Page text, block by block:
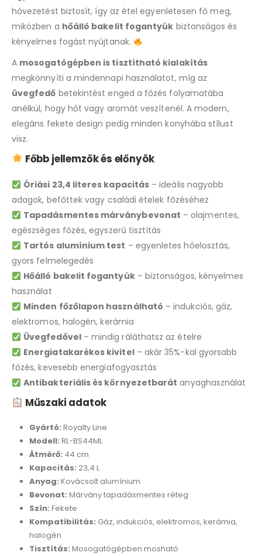
hővezetést biztosít, így az étel egyenletesen fő meg,
miközben a hőálló bakelit fogantyúk biztonságos és
kényelmes fogást nyújtanak.
A mosogatógépben is tisztítható kialakítás
megkönnyíti a mindennapi használatot, míg az
üvegfedő betekintést enged a főzés folyamatába
anélkül, hogy hőt vagy aromát veszítenél. A modern,
elegáns fekete design pedig minden konyhába stílust
visz.
Főbb jellemzők és előnyök
Óriási 23,4 literes kapacitás – ideális nagyobb
adagok, befőttek vagy családi ételek főzéséhez
Tapadásmentes márványbevonat – olajmentes,
egészséges főzés, egyszerű tisztítás
Tartós alumínium test – egyenletes hőelosztás,
gyors felmelegedés
Hőálló bakelit fogantyúk– biztonságos, kényelmes
használat
Minden főzőlapon használható – indukciós, gáz,
elektromos, halogén, kerámia
Üvegfedővel– mindig ráláthatsz az ételre
Energiatakarékos kivitel– akár 35%-kal gyorsabb
főzés, kevesebb energiafogyasztás
Antibakteriális és környezetbarát anyaghasználat
Műszaki adatok
Gyártó: Royalty Line
Modell: RL-BS44ML
Átmérő: 44 cm
Kapacitás: 23,4 L
Anyag: Kovácsolt alumínium
Bevonat: Márvány tapadásmentes réteg
Szín: Fekete
Kompatibilitás: Gáz, indukciós, elektromos, kerámia,
halogén
Tisztítás: Mosogatógépben mosható